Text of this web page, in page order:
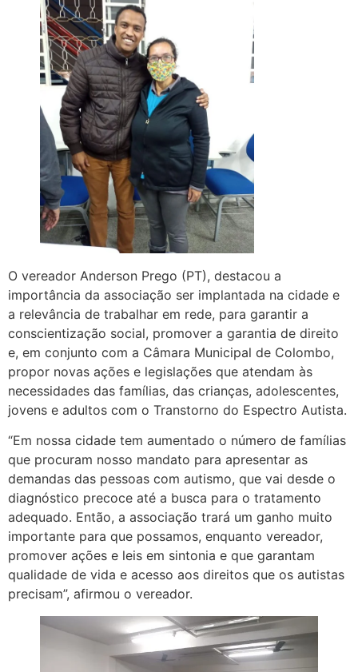
O vereador Anderson Prego (PT), destacou a
importância da associação ser implantada na cidade e
a relevância de trabalhar em rede, para garantir a
conscientização social, promover a garantia de direito
e, em conjunto com a Câmara Municipal de Colombo,
propor novas ações e legislações que atendam às
necessidades das famílias, das crianças, adolescentes,
jovens e adultos com o Transtorno do Espectro Autista.
“Em nossa cidade tem aumentado o número de famílias
que procuram nosso mandato para apresentar as
demandas das pessoas com autismo, que vai desde o
diagnóstico precoce até a busca para o tratamento
adequado. Então, a associação trará um ganho muito
importante para que possamos, enquanto vereador,
promover ações e leis em sintonia e que garantam
qualidade de vida e acesso aos direitos que os autistas
precisam”, afirmou o vereador.